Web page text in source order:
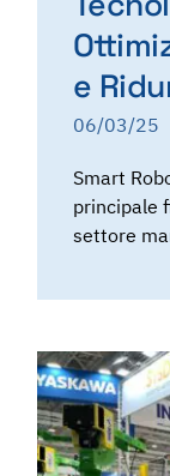
e
06/03/25
Smart
principale
settore